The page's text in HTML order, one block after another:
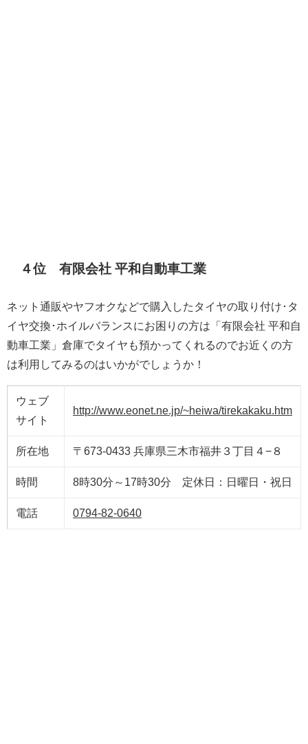
４位 有限会社 平和自動車工業
ネット通販やヤフオクなどで購入したタイヤの取り付け･タ
イヤ交換･ホイルバランスにお困りの方は「有限会社 平和自
動車工業」倉庫でタイヤも預かってくれるのでお近くの方
は利用してみるのはいかがでしょうか！
ウェブ
サイト
http://www.eonet.ne.jp/~heiwa/tirekakaku.htm
所在地 〒673-0433 兵庫県三木市福井３丁目４−８
時間 8時30分～17時30分 定休日：日曜日・祝日
電話 0794-82-0640